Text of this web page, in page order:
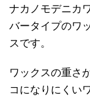
ナカノモデニカ
バータイプのワ
スです。
ワックスの重さ
コになりにくい